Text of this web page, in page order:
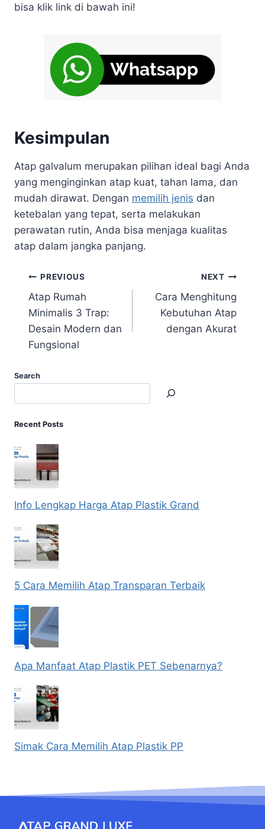
bisa klik link di bawah ini!
Kesimpulan
Atap galvalum merupakan pilihan ideal bagi Anda
yang menginginkan atap kuat, tahan lama, dan
mudah dirawat. Dengan memilih jenis dan
ketebalan yang tepat, serta melakukan
perawatan rutin, Anda bisa menjaga kualitas
atap dalam jangka panjang.
PREVIOUS
Atap Rumah
Minimalis 3 Trap:
Desain Modern dan
Fungsional
NEXT
Cara Menghitung
Kebutuhan Atap
dengan Akurat
Search
Recent Posts
Info Lengkap Harga Atap Plastik Grand
5 Cara Memilih Atap Transparan Terbaik
Apa Manfaat Atap Plastik PET Sebenarnya?
Simak Cara Memilih Atap Plastik PP